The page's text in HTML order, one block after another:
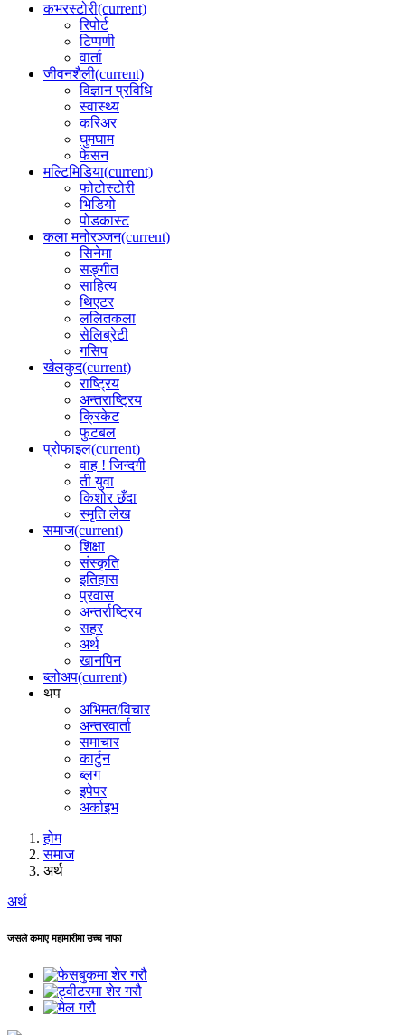
कभरस्टोरी(current)
रिपोर्ट
टिप्पणी
वार्ता
जीवनशैली(current)
विज्ञान प्रविधि
स्वास्थ्य
करिअर
घुमघाम
फेसन
मल्टिमिडिया(current)
फोटोस्टोरी
भिडियो
पोडकास्ट
कला मनोरञ्जन(current)
सिनेमा
सङ्गीत
साहित्य
थिएटर
ललितकला
सेलिब्रेटी
गसिप
खेलकुद(current)
राष्ट्रिय
अन्तराष्ट्रिय
क्रिकेट
फुटबल
प्रोफाइल(current)
वाह ! जिन्दगी
ती युवा
किशोर छँदा
स्मृति लेख
समाज(current)
शिक्षा
संस्कृति
इतिहास
प्रवास
अन्तर्राष्ट्रिय
सहर
अर्थ
खानपिन
ब्लोअप(current)
थप
अभिमत/विचार
अन्तरवार्ता
समाचार
कार्टुन
ब्लग
इपेपर
अर्काइभ
होम
समाज
अर्थ
अर्थ
जसले कमाए महामारीमा उच्च नाफा